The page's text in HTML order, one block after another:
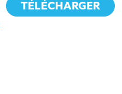
TÉLÉCHARGER